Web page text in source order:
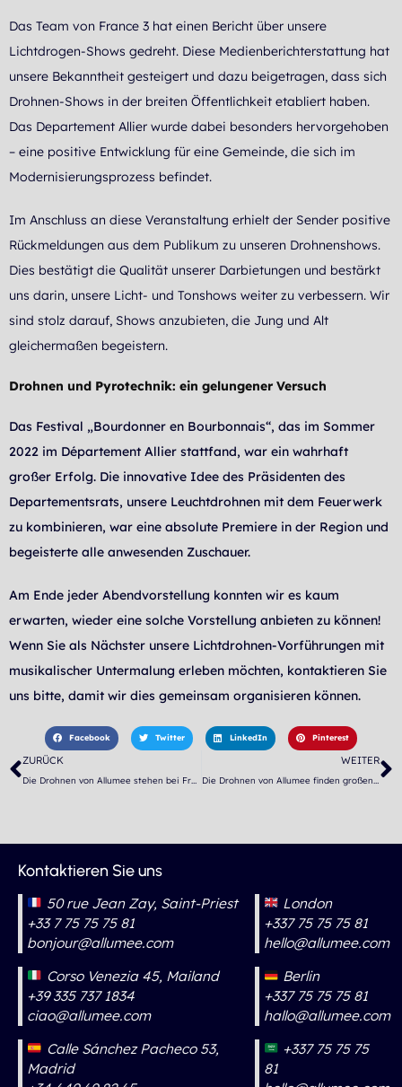
Das Team von France 3 hat einen Bericht über unsere
Lichtdrogen-Shows gedreht. Diese Medienberichterstattung hat
unsere Bekanntheit gesteigert und dazu beigetragen, dass sich
Drohnen-Shows in der breiten Öffentlichkeit etabliert haben.
Das Departement Allier wurde dabei besonders hervorgehoben
– eine positive Entwicklung für eine Gemeinde, die sich im
Modernisierungsprozess befindet.
Im Anschluss an diese Veranstaltung erhielt der Sender positive
Rückmeldungen aus dem Publikum zu unseren Drohnenshows.
Dies bestätigt die Qualität unserer Darbietungen und bestärkt
uns darin, unsere Licht- und Tonshows weiter zu verbessern. Wir
sind stolz darauf, Shows anzubieten, die Jung und Alt
gleichermaßen begeistern.
Drohnen und Pyrotechnik: ein gelungener Versuch
Das Festival „Bourdonner en Bourbonnais“, das im Sommer
2022 im Département Allier stattfand, war ein wahrhaft
großer Erfolg. Die innovative Idee des Präsidenten des
Departementsrats, unsere Leuchtdrohnen mit dem Feuerwerk
zu kombinieren, war eine absolute Premiere in der Region und
begeisterte alle anwesenden Zuschauer.
Am Ende jeder Abendvorstellung konnten wir es kaum
erwarten, wieder eine solche Vorstellung anbieten zu können!
Wenn Sie als Nächster unsere Lichtdrohnen-Vorführungen mit
musikalischer Untermalung erleben möchten, kontaktieren Sie
uns bitte, damit wir dies gemeinsam organisieren können.
Facebook Twitter LinkedIn Pinterest
Zurück
ZURÜCK WEITER
Kontaktieren Sie uns
50 rue Jean Zay, Saint-Priest
+33 7 75 75 75 81
bonjour@allumee.com
Corso Venezia 45, Mailand
+39 335 737 1834
ciao@allumee.com
Calle Sánchez Pacheco 53,
Madrid
London
+337 75 75 75 81
hello@allumee.com
Berlin
+337 75 75 75 81
hallo@allumee.com
+337 75 75 75
81